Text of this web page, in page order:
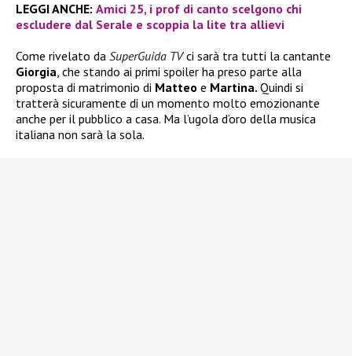
LEGGI ANCHE: Amici 25, i prof di canto scelgono chi
escludere dal Serale e scoppia la lite tra allievi
Come rivelato da SuperGuida TVci sarà tra tutti la cantante
Giorgia, che stando ai primi spoiler ha preso parte alla
proposta di matrimonio di Matteo e Martina. Quindi si
tratterà sicuramente di un momento molto emozionante
anche per il pubblico a casa. Ma l’ugola d’oro della musica
italiana non sarà la sola.